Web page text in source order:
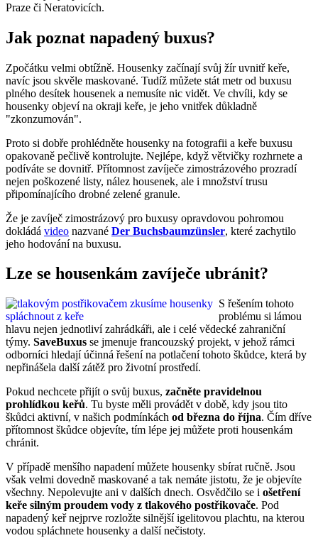
Praze či Neratovicích.
Jak poznat napadený buxus?
Zpočátku velmi obtížně. Housenky začínají svůj žír uvnitř keře,
navíc jsou skvěle maskované. Tudíž můžete stát metr od buxusu
plného desítek housenek a nemusíte nic vidět. Ve chvíli, kdy se
housenky objeví na okraji keře, je jeho vnitřek důkladně
"zkonzumován".
Proto si dobře prohlédněte housenky na fotografii a keře buxusu
opakovaně pečlivě kontrolujte. Nejlépe, když větvičky rozhrnete a
podíváte se dovnitř. Přítomnost zavíječe zimostrázového prozradí
nejen poškozené listy, nález housenek, ale i množství trusu
připomínajícího drobné zelené granule.
Že je zavíječ zimostrázový pro buxusy opravdovou pohromou
dokládá video nazvané Der Buchsbaumzünsler, které zachytilo
jeho hodování na buxusu.
Lze se housenkám zavíječe ubránit?
S řešením tohoto
problému si lámou
hlavu nejen jednotliví zahrádkáři, ale i celé vědecké zahraniční
týmy. SaveBuxus se jmenuje francouzský projekt, v jehož rámci
odborníci hledají účinná řešení na potlačení tohoto škůdce, která by
nepřinášela další zátěž pro životní prostředí.
Pokud nechcete přijít o svůj buxus, začněte pravidelnou
prohlídkou keřů. Tu byste měli provádět v době, kdy jsou tito
škůdci aktivní, v našich podmínkách od března do října. Čím dříve
přítomnost škůdce objevíte, tím lépe jej můžete proti housenkám
chránit.
V případě menšího napadení můžete housenky sbírat ručně. Jsou
však velmi dovedně maskované a tak nemáte jistotu, že je objevíte
všechny. Nepolevujte ani v dalších dnech. Osvědčilo se i ošetření
keře silným proudem vody z tlakového postřikovače. Pod
napadený keř nejprve rozložte silnější igelitovou plachtu, na kterou
vodou spláchnete housenky a další nečistoty.